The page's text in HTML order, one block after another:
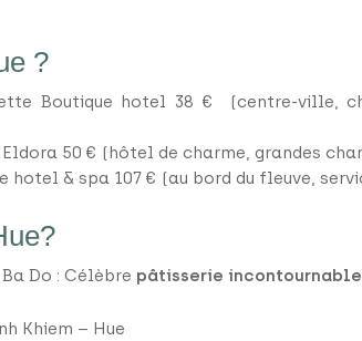
?
Boutique hotel 38 € (centre-ville,
Eldora 50 € (hôtel de charme, grandes
hotel & spa 107 € (au bord du fleuve,
Do : Célèbre pâtisserie incontournable
Khiem – Hue